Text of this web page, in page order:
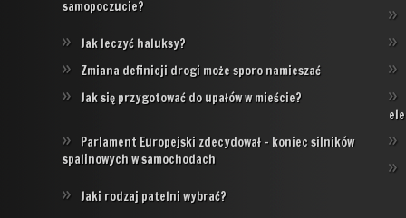
samopoczucie?
Jak leczyć haluksy?
Zmiana definicji drogi może sporo namieszać
Jak się przygotować do upałów w mieście?
Parlament Europejski zdecydował – koniec silników
spalinowych w samochodach
Jaki rodzaj patelni wybrać?